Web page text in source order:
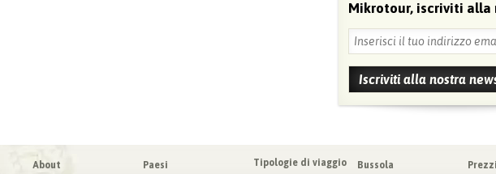
Mikrotour, iscriviti alla
About
Paesi Tipologie di viaggio Bussola
Prezzi